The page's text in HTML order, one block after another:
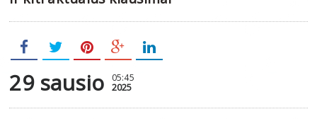
29 sausio 05:45
2025